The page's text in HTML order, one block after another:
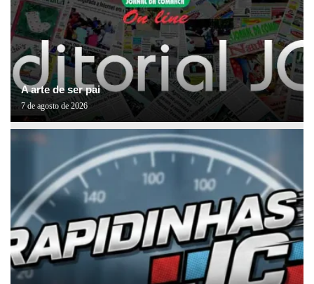
A arte de ser pai
7 de agosto de 2026